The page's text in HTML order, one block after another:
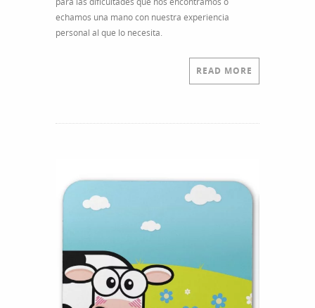
echamos una mano con nuestra experiencia
personal al que lo necesita.
READ MORE